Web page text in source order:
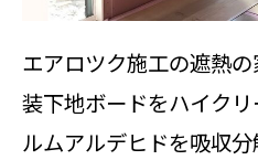
エアロツク施工の遮熱
装下地ボードをハイク
ルムアルデヒドを吸収